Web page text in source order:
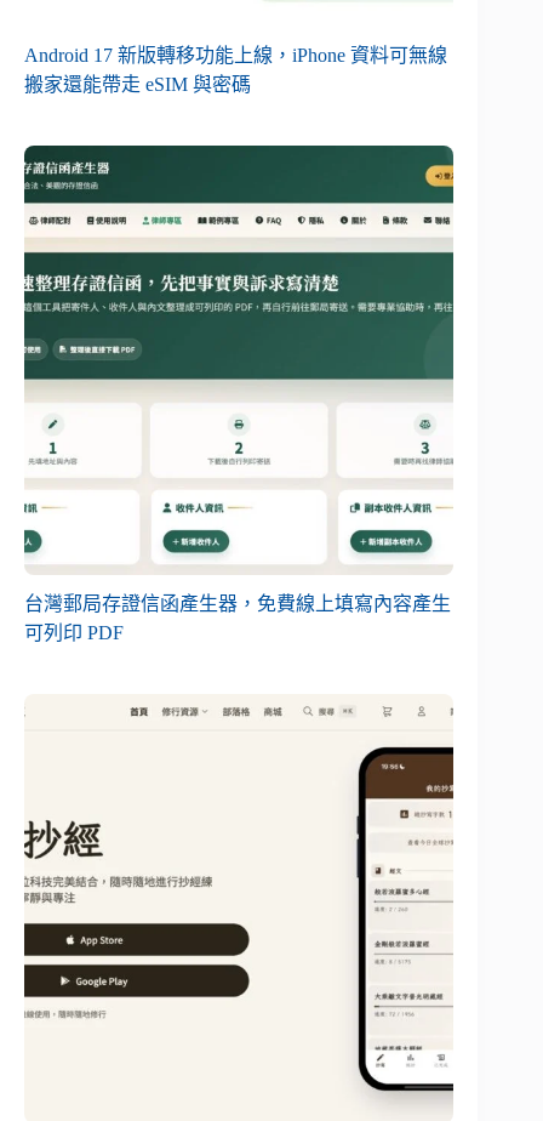
Android 17 新版轉移功能上線，iPhone 資料可無線
搬家還能帶走 eSIM 與密碼
台灣郵局存證信函產生器，免費線上填寫內容產生
可列印 PDF